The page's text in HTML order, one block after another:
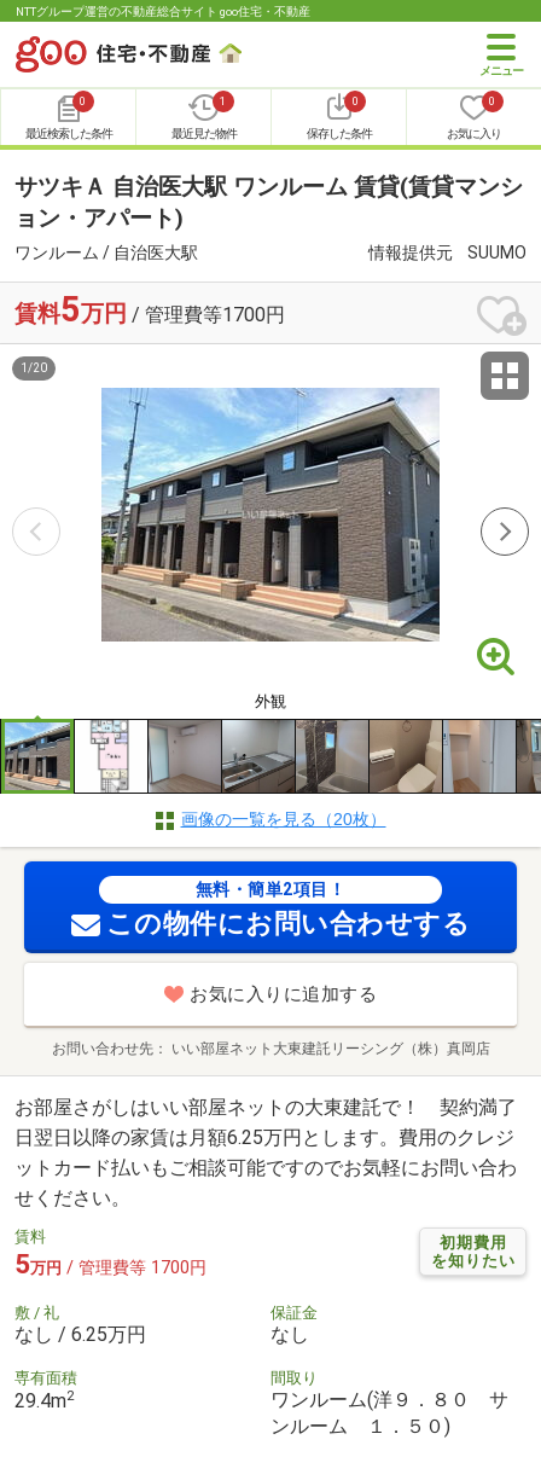
NTTグループ運営の不動産総合サイト goo住宅・不動産
0
最近検索した条件
1
最近見た物件
0
保存した条件
0
お気に入り
サツキＡ 自治医大駅 ワンルーム 賃貸(賃貸マンシ
ョン・アパート)
ワンルーム / 自治医大駅 情報提供元 SUUMO
賃料5万円 / 管理費等1700円
外観
1 /20
画像の一覧を見る（20枚）
無料・簡単2項目！
この物件にお問い合わせする
お気に入りに追加する
お問い合わせ先 いい部屋ネット大東建託リーシング（株）真岡店
お部屋さがしはいい部屋ネットの大東建託で！ 契約満了
日翌日以降の家賃は月額6.25万円とします。費用のクレジ
ットカード払いもご相談可能ですのでお気軽にお問い合わ
せください。
初期費用
を知りたい
賃料
5万円 / 管理費等 1700円
敷 / 礼
なし / 6.25万円
保証金
なし
専有面積
29.4m2
間取り
ワンルーム(洋９．８０ サ
ンルーム １．５０)